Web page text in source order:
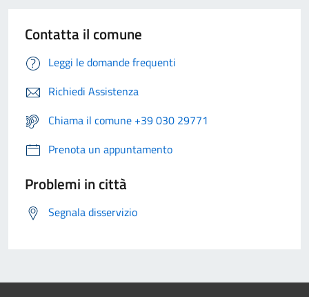
Contatta il comune
Leggi le domande frequenti
Richiedi Assistenza
Chiama il comune +39 030 29771
Prenota un appuntamento
Problemi in città
Segnala disservizio